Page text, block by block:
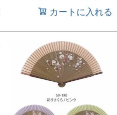
カートに入れる